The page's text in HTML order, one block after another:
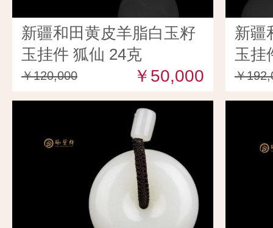
新疆和田黄皮羊脂白玉籽
玉挂件 狐仙 24克
￥120,000 ￥50,000
新疆
玉挂
￥